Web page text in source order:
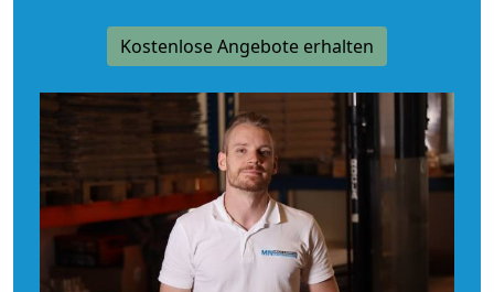
Kostenlose Angebote erhalten